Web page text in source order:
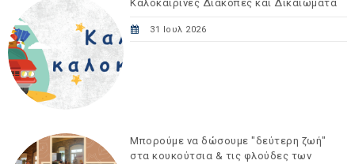
Καλοκαιρινές Διακοπές και Δικαιώματα
31 Ιουλ 2026
Μπορούμε να δώσουμε "δεύτερη ζωή"
στα κουκούτσια & τις φλούδες των